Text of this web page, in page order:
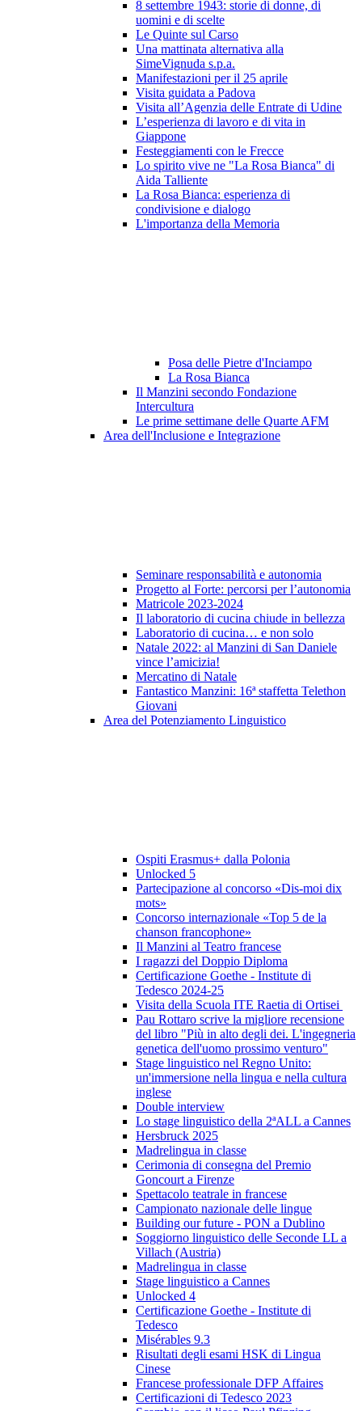
8 settembre 1943: storie di donne, di
uomini e di scelte
Le Quinte sul Carso
Una mattinata alternativa alla
SimeVignuda s.p.a.
Manifestazioni per il 25 aprile
Visita guidata a Padova
Visita all’Agenzia delle Entrate di Udine
L’esperienza di lavoro e di vita in
Giappone
Festeggiamenti con le Frecce
Lo spirito vive ne "La Rosa Bianca" di
Aida Talliente
La Rosa Bianca: esperienza di
condivisione e dialogo
L'importanza della Memoria
Posa delle Pietre d'Inciampo
La Rosa Bianca
Il Manzini secondo Fondazione
Intercultura
Le prime settimane delle Quarte AFM
Area dell'Inclusione e Integrazione
Seminare responsabilità e autonomia
Progetto al Forte: percorsi per l’autonomia
Matricole 2023-2024
Il laboratorio di cucina chiude in bellezza
Laboratorio di cucina… e non solo
Natale 2022: al Manzini di San Daniele
vince l’amicizia!
Mercatino di Natale
Fantastico Manzini: 16ª staffetta Telethon
Giovani
Area del Potenziamento Linguistico
Ospiti Erasmus+ dalla Polonia
Unlocked 5
Partecipazione al concorso «Dis-moi dix
mots»
Concorso internazionale «Top 5 de la
chanson francophone»
Il Manzini al Teatro francese
I ragazzi del Doppio Diploma
Certificazione Goethe - Institute di
Tedesco 2024-25
Visita della Scuola ITE Raetia di Ortisei
Pau Rottaro scrive la migliore recensione
del libro "Più in alto degli dei. L'ingegneria
genetica dell'uomo prossimo venturo"
Stage linguistico nel Regno Unito:
un'immersione nella lingua e nella cultura
inglese
Double interview
Lo stage linguistico della 2ªALL a Cannes
Hersbruck 2025
Madrelingua in classe
Cerimonia di consegna del Premio
Goncourt a Firenze
Spettacolo teatrale in francese
Campionato nazionale delle lingue
Building our future - PON a Dublino
Soggiorno linguistico delle Seconde LL a
Villach (Austria)
Madrelingua in classe
Stage linguistico a Cannes
Unlocked 4
Certificazione Goethe - Institute di
Tedesco
Misérables 9.3
Risultati degli esami HSK di Lingua
Cinese
Francese professionale DFP Affaires
Certificazioni di Tedesco 2023